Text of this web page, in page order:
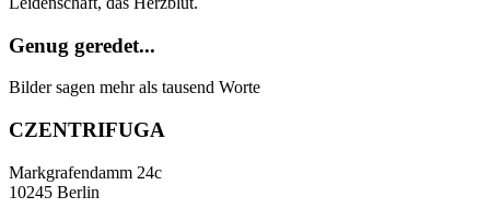
Genug geredet...
Bilder sagen mehr als tausend Worte
CZENTRIFUGA
Markgrafendamm 24c
10245 Berlin